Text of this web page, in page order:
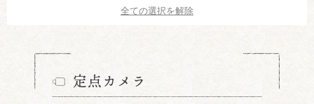
全ての選択を解除
定点カメラ